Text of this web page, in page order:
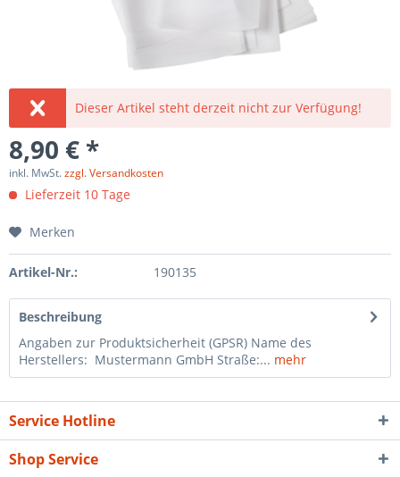
Dieser Artikel steht derzeit nicht zur Verfügung!
8,90 € *
inkl. MwSt.zzgl. Versandkosten
Lieferzeit 10 Tage
Merken
Artikel-Nr.: 190135
Beschreibung
Angaben zur Produktsicherheit (GPSR) Name des
Herstellers: Mustermann GmbH Straße:... mehr
Service Hotline
Shop Service